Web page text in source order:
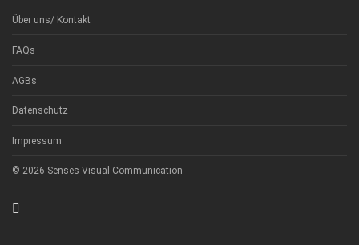
Über uns/ Kontakt
FAQs
AGBs
Datenschutz
Impressum
© 2026 Senses Visual Communication